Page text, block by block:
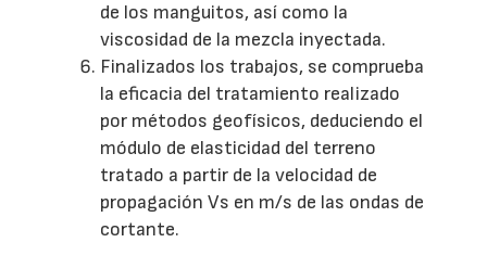
de los manguitos, así como la
viscosidad de la mezcla inyectada.
Finalizados los trabajos, se comprueba
la eficacia del tratamiento realizado
por métodos geofísicos, deduciendo el
módulo de elasticidad del terreno
tratado a partir de la velocidad de
propagación Vs en m/s de las ondas de
cortante.